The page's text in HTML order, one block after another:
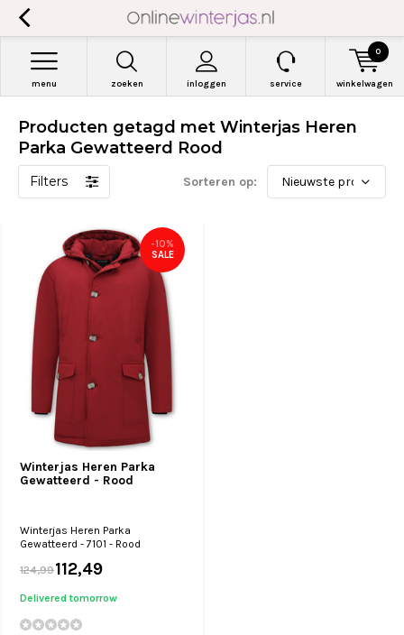
zoeken inloggen
menu service winkelwagen
0
Producten getagd met Winterjas Heren
Parka Gewatteerd Rood
Filters Sorteren op:
Winterjas Heren Parka
Gewatteerd - Rood
-10%
SALE
Winterjas Heren Parka
Gewatteerd - 7101 - Rood
124,99112,49
Delivered tomorrow